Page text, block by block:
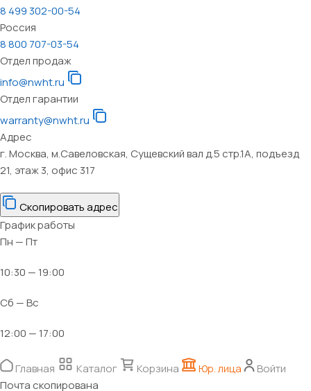
8 499 302-00-54
Россия
8 800 707-03-54
Отдел продаж
info@nwht.ru
Отдел гарантии
warranty@nwht.ru
Адрес
г. Москва, м.Савеловская, Сущевский вал д.5 стр.1А, подъезд
21, этаж 3, офис 317
Скопировать адрес
График работы
Пн — Пт
10:30 — 19:00
Сб — Вс
12:00 — 17:00
Главная Каталог Корзина Юр. лица
Войти
Почта скопирована